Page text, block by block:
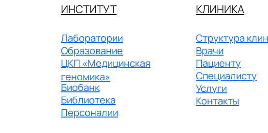
ИНСТИТУТ
Лаборатории
Образование
ЦКП «Медицинская
геномика»
Биобанк
Библиотека
Персоналии
КЛИНИКА
Структура
Врачи
Пациенту
Специалисту
Услуги
Контакты